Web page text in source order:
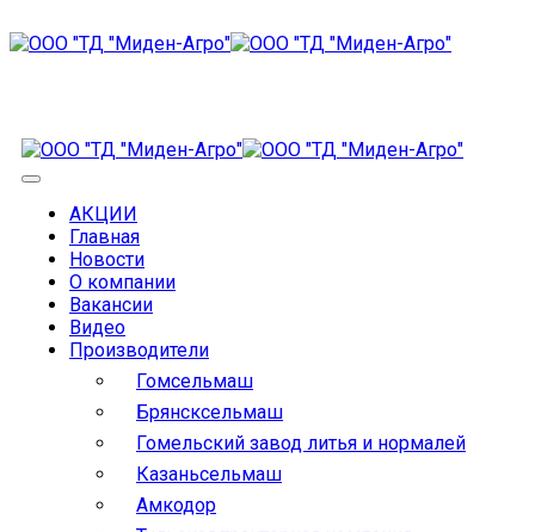
АКЦИИ
Главная
Новости
О компании
Вакансии
Видео
Производители
Гомсельмаш
Брянсксельмаш
Гомельский завод литья и нормалей
Казаньсельмаш
Амкодор